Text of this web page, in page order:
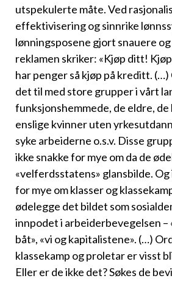
utspekulerte måte. Ved
effektivisering og sinnrike
lønningsposene gjort snauere
reklamen skriker: «Kjøp ditt!
har penger så kjøp på kreditt.
det til med store grupper i vårt
funksjonshemmede, de eldre, de
enslige kvinner uten
syke arbeiderne o.s.v. Disse
ikke snakke for mye om da de
«velferdsstatens» glansbilde. Og
for mye om klasser og
ødelegge det bildet som
innpodet i arbeiderbevegelsen –
båt», «vi og kapitalistene». (…)
klassekamp og proletar er visst
Eller er de ikke det? Søkes de